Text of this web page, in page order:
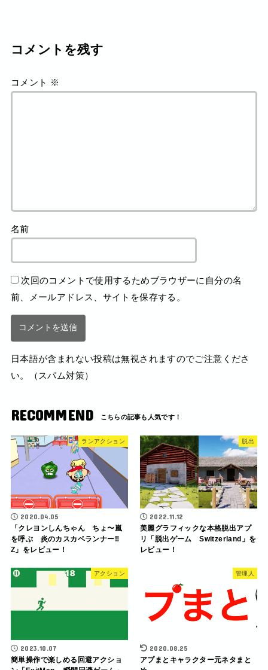
コメントを残す
コメント ※
名前
次回のコメントで使用するためブラウザーに自分の名
前、メールアドレス、サイトを保存する。
日本語が含まれない投稿は無視されますのでご注意くださ
い。（スパム対策）
RECOMMEND
ランアクション
2020.04.05
「クレヨンしんちゃん ちょ〜嵐
を呼ぶ 炎のカスカベランナー‼︎
Z」をレビュー！
脱出
2022.11.12
美麗グラフィックな本格脱出アプ
リ「脱出ゲーム Switzerland」を
レビュー！
アクション
2023.10.07
簡単操作で楽しめる回避アクショ
管理人
2020.08.25
アプまとキャラクター元ネタまと